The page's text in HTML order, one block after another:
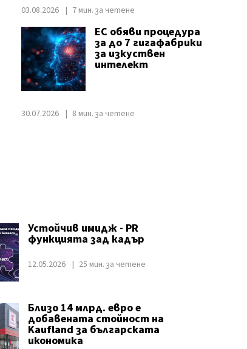
03.08.2026 7 мин. за четене
ЕС обяви процедура
за до 7 гигафабрики
за изкуствен
интелект
30.07.2026 8 мин. за четене
Устойчив имидж - PR
функцията зад кадър
12.05.2026 25 мин. за четене
Близо 14 млрд. евро e
добавената стойност на
Kaufland за българската
икономика